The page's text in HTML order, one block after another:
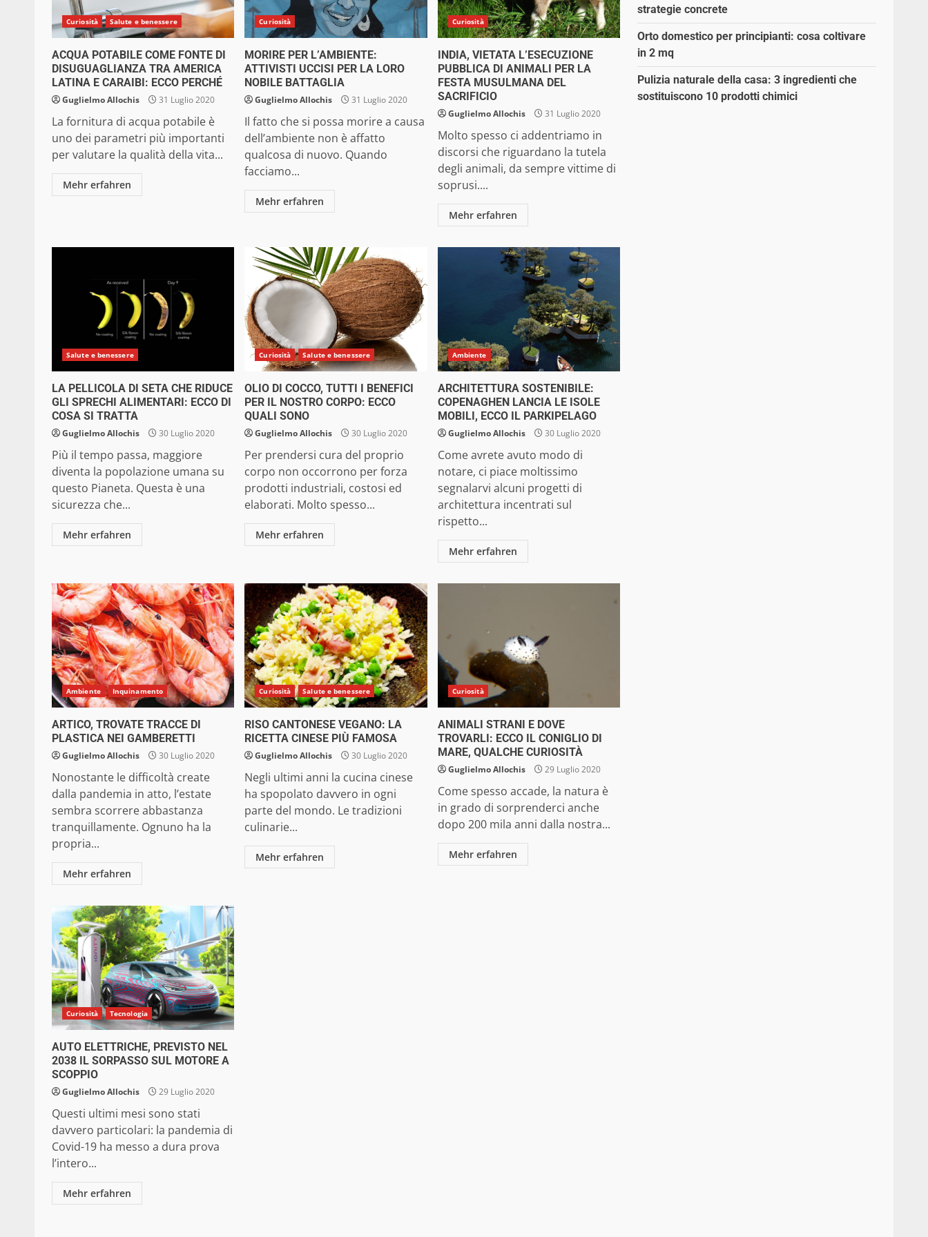
Curiosità Salute e benessere
ACQUA POTABILE COME FONTE DI
DISUGUAGLIANZA TRA AMERICA
LATINA E CARAIBI: ECCO PERCHÉ
Guglielmo Allochis 31 Luglio 2020
La fornitura di acqua potabile è
uno dei parametri più importanti
per valutare la qualità della vita...
Mehr erfahren
Curiosità
MORIRE PER L’AMBIENTE:
ATTIVISTI UCCISI PER LA LORO
NOBILE BATTAGLIA
Guglielmo Allochis 31 Luglio 2020
Il fatto che si possa morire a causa
dell’ambiente non è affatto
qualcosa di nuovo. Quando
facciamo...
Mehr erfahren
Curiosità
INDIA, VIETATA L’ESECUZIONE
PUBBLICA DI ANIMALI PER LA
FESTA MUSULMANA DEL
SACRIFICIO
Guglielmo Allochis 31 Luglio 2020
Molto spesso ci addentriamo in
discorsi che riguardano la tutela
degli animali, da sempre vittime di
soprusi....
Mehr erfahren
Salute e benessere
LA PELLICOLA DI SETA CHE RIDUCE
GLI SPRECHI ALIMENTARI: ECCO DI
COSA SI TRATTA
Guglielmo Allochis 30 Luglio 2020
Più il tempo passa, maggiore
diventa la popolazione umana su
questo Pianeta. Questa è una
sicurezza che...
Mehr erfahren
Curiosità Salute e benessere
OLIO DI COCCO, TUTTI I BENEFICI
PER IL NOSTRO CORPO: ECCO
QUALI SONO
Guglielmo Allochis 30 Luglio 2020
Per prendersi cura del proprio
corpo non occorrono per forza
prodotti industriali, costosi ed
elaborati. Molto spesso...
Mehr erfahren
Ambiente
ARCHITETTURA SOSTENIBILE:
COPENAGHEN LANCIA LE ISOLE
MOBILI, ECCO IL PARKIPELAGO
Guglielmo Allochis 30 Luglio 2020
Come avrete avuto modo di
notare, ci piace moltissimo
segnalarvi alcuni progetti di
architettura incentrati sul
rispetto...
Mehr erfahren
Ambiente Inquinamento
ARTICO, TROVATE TRACCE DI
PLASTICA NEI GAMBERETTI
Guglielmo Allochis 30 Luglio 2020
Nonostante le difficoltà create
dalla pandemia in atto, l’estate
sembra scorrere abbastanza
tranquillamente. Ognuno ha la
propria...
Mehr erfahren
Curiosità Salute e benessere
RISO CANTONESE VEGANO: LA
RICETTA CINESE PIÙ FAMOSA
Guglielmo Allochis 30 Luglio 2020
Negli ultimi anni la cucina cinese
ha spopolato davvero in ogni
parte del mondo. Le tradizioni
culinarie...
Mehr erfahren
Curiosità
ANIMALI STRANI E DOVE
TROVARLI: ECCO IL CONIGLIO DI
MARE, QUALCHE CURIOSITÀ
Guglielmo Allochis 29 Luglio 2020
Come spesso accade, la natura è
in grado di sorprenderci anche
dopo 200 mila anni dalla nostra...
Mehr erfahren
Curiosità Tecnologia
AUTO ELETTRICHE, PREVISTO NEL
2038 IL SORPASSO SUL MOTORE A
SCOPPIO
Guglielmo Allochis 29 Luglio 2020
Questi ultimi mesi sono stati
davvero particolari: la pandemia di
Covid-19 ha messo a dura prova
l’intero...
Mehr erfahren
strategie concrete
Orto domestico per principianti: cosa coltivare
in 2 mq
Pulizia naturale della casa: 3 ingredienti che
sostituiscono 10 prodotti chimici